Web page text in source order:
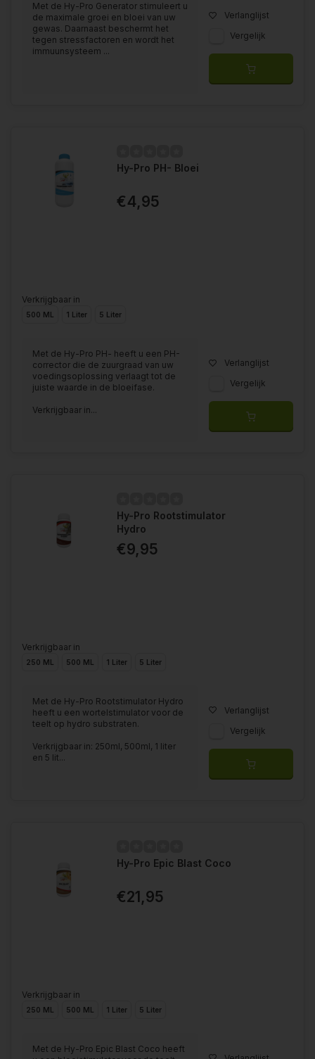
Met de Hy-Pro Generator stimuleert u
de maximale groei en bloei van uw
gewas. Daarnaast beschermt het
tegen stressfactoren en wordt het
immuunsysteem ...
Verlanglijst
Vergelijk
Hy-Pro PH- Bloei
€4,95
Verkrijgbaar in
500 ML 1 Liter 5 Liter
Met de Hy-Pro PH- heeft u een PH-
corrector die de zuurgraad van uw
voedingsoplossing verlaagt tot de
juiste waarde in de bloeifase.
Verkrijgbaar in...
Verlanglijst
Vergelijk
Hy-Pro Rootstimulator
Hydro
€9,95
Verkrijgbaar in
250 ML 500 ML 1 Liter 5 Liter
Met de Hy-Pro Rootstimulator Hydro
heeft u een wortelstimulator voor de
teelt op hydro substraten.
Verkrijgbaar in: 250ml, 500ml, 1 liter
en 5 lit...
Verlanglijst
Vergelijk
Hy-Pro Epic Blast Coco
€21,95
Verkrijgbaar in
250 ML 500 ML 1 Liter 5 Liter
Met de Hy-Pro Epic Blast Coco heeft